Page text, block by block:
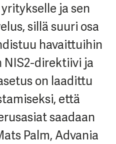
ja sen
sillä suuri osa
havaittuihin
NIS2-direktiivi ja
on laadittu
että
saadaan
Palm, Advania